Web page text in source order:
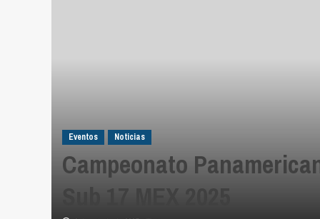
Eventos Noticias
Campeonato
Sub 17 MEX 2025